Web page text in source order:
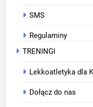
SMS
Regulaminy
TRENINGI
Lekkoatletyka dla
Dołącz do nas